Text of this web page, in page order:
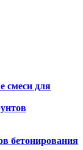
смеси для
бетонирования